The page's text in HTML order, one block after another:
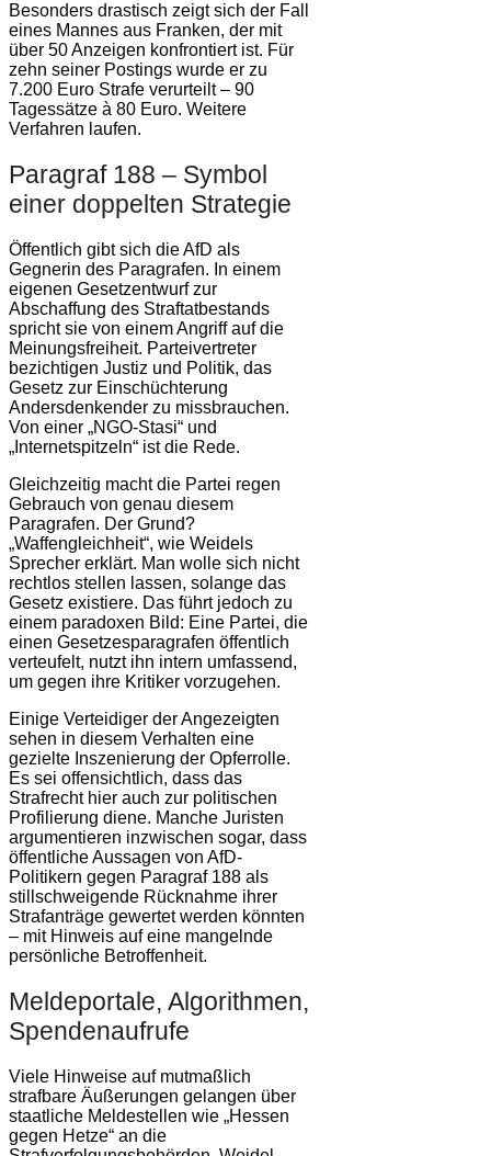
Besonders drastisch zeigt sich der Fall
eines Mannes aus Franken, der mit
über 50 Anzeigen konfrontiert ist. Für
zehn seiner Postings wurde er zu
7.200 Euro Strafe verurteilt – 90
Tagessätze à 80 Euro. Weitere
Verfahren laufen.
Paragraf 188 – Symbol
einer doppelten Strategie
Öffentlich gibt sich die AfD als
Gegnerin des Paragrafen. In einem
eigenen Gesetzentwurf zur
Abschaffung des Straftatbestands
spricht sie von einem Angriff auf die
Meinungsfreiheit. Parteivertreter
bezichtigen Justiz und Politik, das
Gesetz zur Einschüchterung
Andersdenkender zu missbrauchen.
Von einer „NGO-Stasi“ und
„Internetspitzeln“ ist die Rede.
Gleichzeitig macht die Partei regen
Gebrauch von genau diesem
Paragrafen. Der Grund?
„Waffengleichheit“, wie Weidels
Sprecher erklärt. Man wolle sich nicht
rechtlos stellen lassen, solange das
Gesetz existiere. Das führt jedoch zu
einem paradoxen Bild: Eine Partei, die
einen Gesetzesparagrafen öffentlich
verteufelt, nutzt ihn intern umfassend,
um gegen ihre Kritiker vorzugehen.
Einige Verteidiger der Angezeigten
sehen in diesem Verhalten eine
gezielte Inszenierung der Opferrolle.
Es sei offensichtlich, dass das
Strafrecht hier auch zur politischen
Profilierung diene. Manche Juristen
argumentieren inzwischen sogar, dass
öffentliche Aussagen von AfD-
Politikern gegen Paragraf 188 als
stillschweigende Rücknahme ihrer
Strafanträge gewertet werden könnten
– mit Hinweis auf eine mangelnde
persönliche Betroffenheit.
Meldeportale, Algorithmen,
Spendenaufrufe
Viele Hinweise auf mutmaßlich
strafbare Äußerungen gelangen über
staatliche Meldestellen wie „Hessen
gegen Hetze“ an die